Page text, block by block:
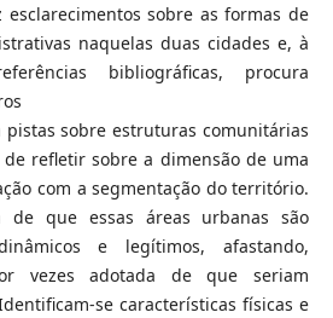
sobre as formas de
naquelas duas cidades e, à
bibliográficas, procura
pistas sobre estruturas comunitárias
refletir sobre a dimensão de uma
com a segmentação do território.
de que essas áreas urbanas são
e legítimos, afastando,
vezes adotada de que seriam
se características físicas e